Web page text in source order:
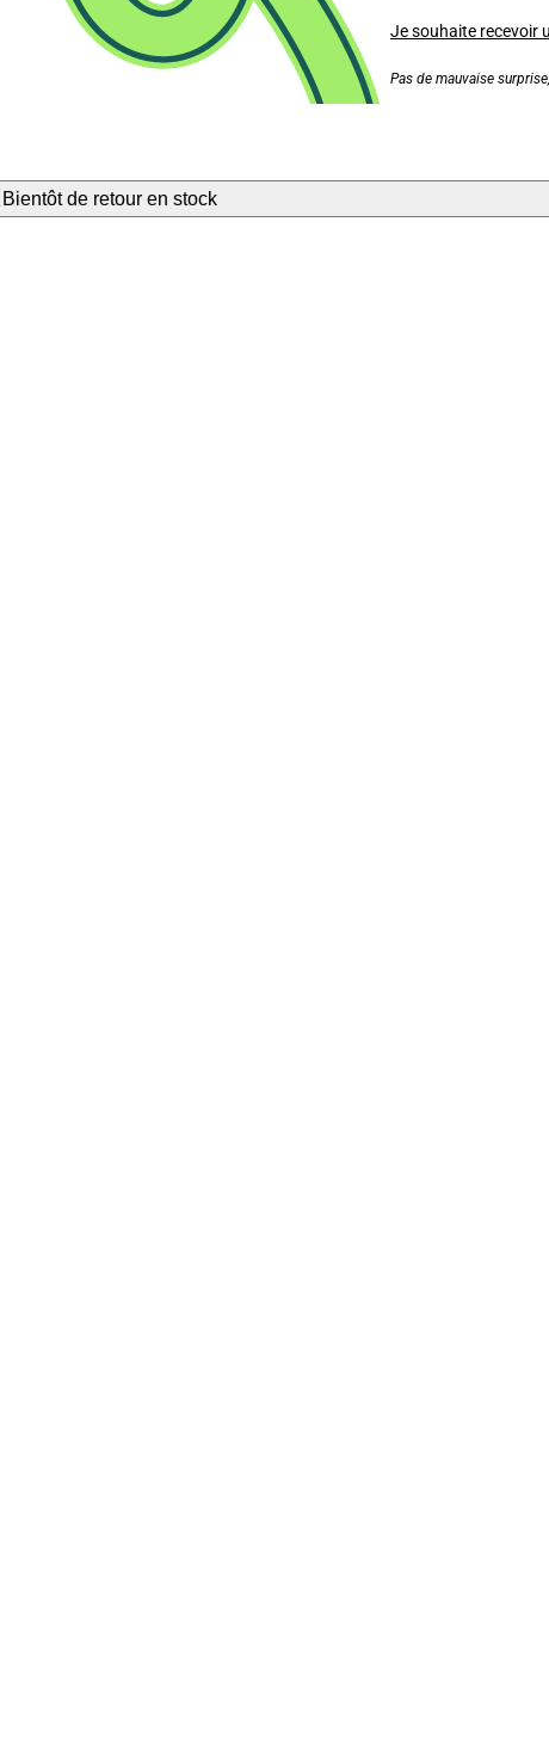
Je souhaite recevoir
Pas de mauvaise
Bientôt de retour en stock